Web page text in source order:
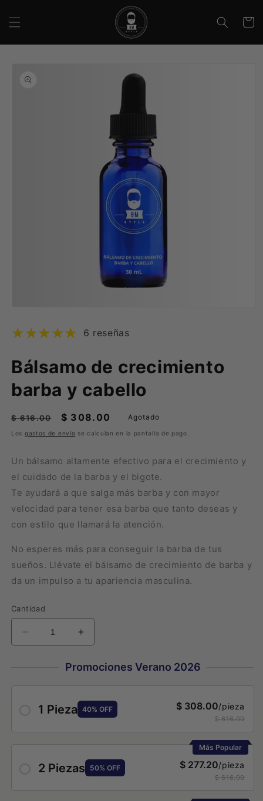
al contenido
Carrito
información
multimedia
1
ventana
modal
6 reseñas
Bálsamo de crecimiento
barba y cabello
Precio
habitual
$ 616.00
Precio
de
$ 308.00 Agotado
Los gastos de envío se calculan en la pantalla de pago.
Un bálsamo altamente efectivo para el crecimiento y
el cuidado de la barba y el bigote.
Te ayudará a que salga más barba y con mayor
velocidad para tener esa barba que tanto deseas y
con estilo que llamará la atención.
No esperes más para conseguir la barba de tus
sueños. Llévate el bálsamo de crecimiento de barba y
da un impulso a tu apariencia masculina.
Cantidad
Reducir
cantidad
barba
Aumentar
cantidad
Bálsamo
crecimiento
barba
Promociones Verano 2026
1 Pieza 40% OFF $ 308.00/pieza
$ 616.00
2 Piezas 50% OFF
Más Popular
$ 277.20/pieza
$ 616.00